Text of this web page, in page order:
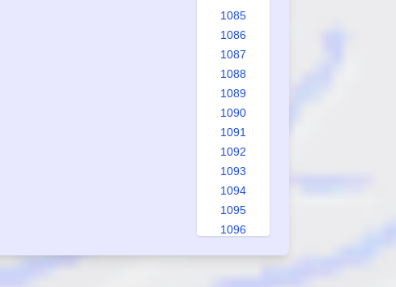
1085
1086
1087
1088
1089
1090
1091
1092
1093
1094
1095
1096